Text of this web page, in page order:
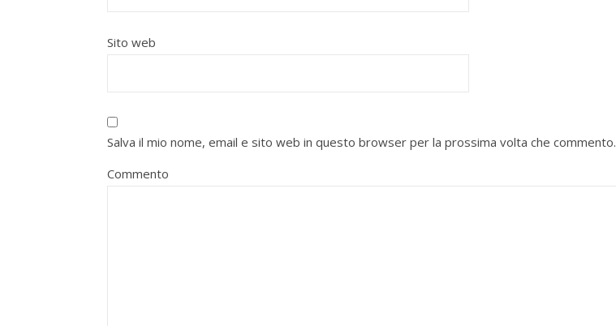
Sito web
Salva il mio nome, email e sito web in questo browser per la prossima volta che commento.
Commento